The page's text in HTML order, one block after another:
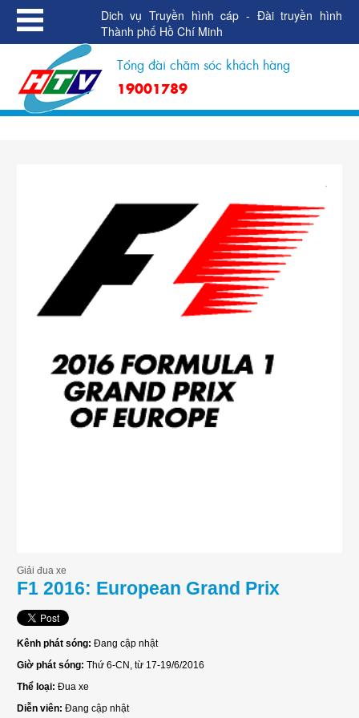
Dich vụ Truyền hình cáp - Đài truyền hình
Thành phố Hồ Chí Minh
Tổng đài chăm sóc khách hàng
19001789
Giải đua xe
F1 2016: European Grand Prix
Kênh phát sóng: Đang cập nhật
Giờ phát sóng: Thứ 6-CN, từ 17-19/6/2016
Thể loại: Đua xe
Diễn viên: Đang cập nhật